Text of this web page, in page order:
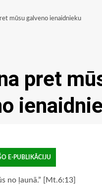
mūsu galveno ienaidnieku
pret
E-PUBLIKĀCIJU
no ļaunā.” [Mt.6:13]